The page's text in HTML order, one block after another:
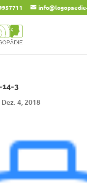
3
Dez. 4, 2018